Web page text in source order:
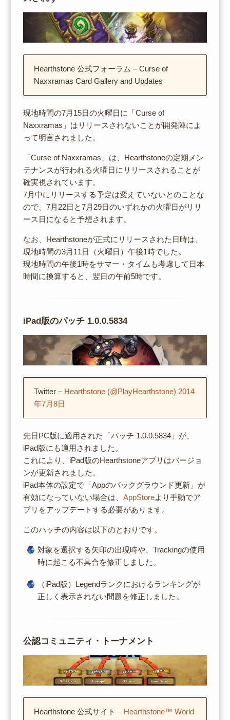
Hearthstone 公式フォーラム – Curse of
Naxxramas Card Gallery and Updates
現地時間の7月15日の火曜日に「Curse of
Naxxramas」はリリースされないことが開発陣によ
って明言されました。
「Curse of Naxxramas」は、Hearthstoneの定期メン
テナンスが行われる火曜日にリリースされることが
確実視されています。
7月中にリリースする予定は変えていないとのことな
ので、7月22日と7月29日のいずれかの火曜日がリリ
ース日になると予想されます。
なお、Hearthstoneが正式にリリースされた日時は、
現地時間の3月11日（火曜日）午後1時でした。
現地時間の午後1時をサマー・タイムも考慮して日本
時間に換算すると、翌日の午前5時です。
iPad版のパッチ 1.0.0.5834
Twitter – Hearthstone (‏@PlayHearthstone) 2014
年7月8日
先日PC版に適用された「パッチ 1.0.0.5834」が、
iPad版にも適用されました。
これにより、iPad版のHearthstoneアプリはバージョ
ンが更新されました。
iPad本体の設定で「Appのバックグラウンド更新」が
有効になっていない場合は、 AppStoreより手動でア
プリをアップデートする必要があります。
このパッチの内容は以下のとおりです。
対象を選択する矢印の出現時や、Trackingの使用
時に起こる不具合を修正しました。
（iPad版）Legendランクにおけるランキングが
正しく表示されない問題を修正しました。
公認コミュニティ・トーナメント
Hearthstone 公式サイト – Hearthstone™ World